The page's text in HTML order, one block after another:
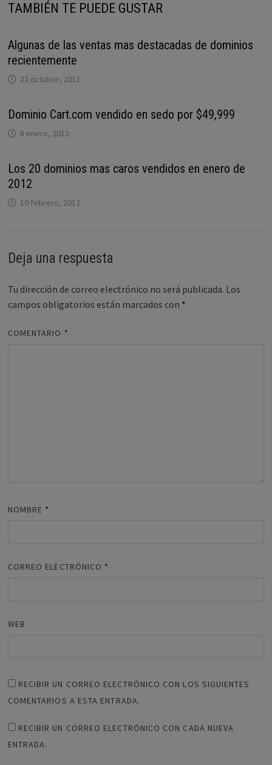
TAMBIÉN TE PUEDE GUSTAR
Algunas de las ventas mas destacadas de dominios
recientemente
22 octubre, 2011
Dominio Cart.com vendido en sedo por $49,999
8 enero, 2012
Los 20 dominios mas caros vendidos en enero de
2012
10 febrero, 2012
Deja una respuesta
Tu dirección de correo electrónico no será publicada. Los
campos obligatorios están marcados con *
COMENTARIO *
NOMBRE *
CORREO ELECTRÓNICO *
WEB
RECIBIR UN CORREO ELECTRÓNICO CON LOS SIGUIENTES
COMENTARIOS A ESTA ENTRADA.
RECIBIR UN CORREO ELECTRÓNICO CON CADA NUEVA
ENTRADA.